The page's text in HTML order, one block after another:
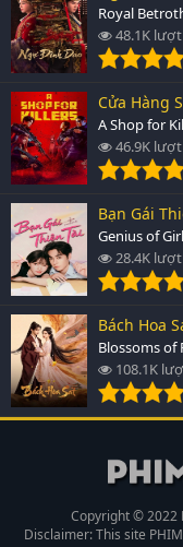
Royal
48.1K
Cửa Hàng
A Shop for
46.9K
Bạn Gái
Genius of
28.4K
Bách Hoa
Blossoms of
108.1K
Copyright © 2022
Disclaimer: This site